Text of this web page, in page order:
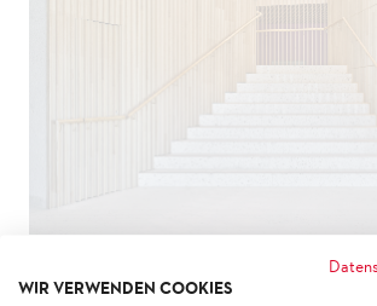
ST. MORITZ
WIR VERWENDEN COOKIES